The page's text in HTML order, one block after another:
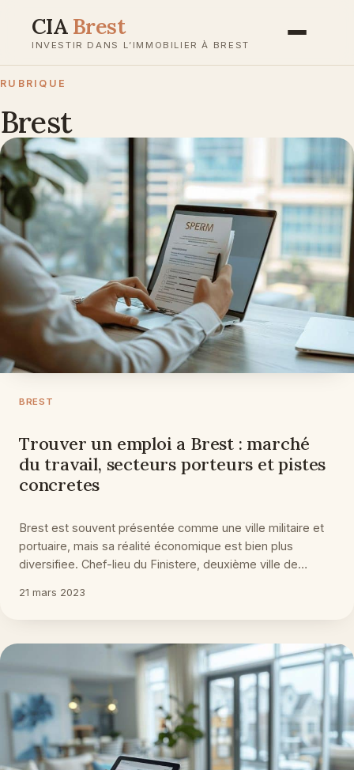
CIA Brest
INVESTIR DANS L’IMMOBILIER À BREST
RUBRIQUE
Brest
BREST
Trouver un emploi a Brest : marché
du travail, secteurs porteurs et pistes
concretes
Brest est souvent présentée comme une ville militaire et
portuaire, mais sa réalité économique est bien plus
diversifiee. Chef-lieu du Finistere, deuxième ville de…
21 mars 2023